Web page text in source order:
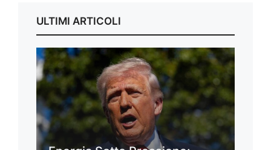
ULTIMI ARTICOLI